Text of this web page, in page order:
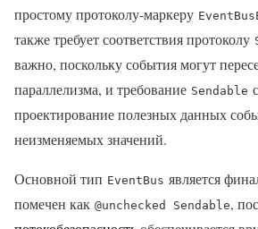
простому протоколу-маркеру
также требует соответствия протоколу
важно, поскольку события могут
параллелизма, и требование Sendable
проектирование полезных данных
неизменяемых значений.
Основной тип EventBus является
помечен как @unchecked Sendable,